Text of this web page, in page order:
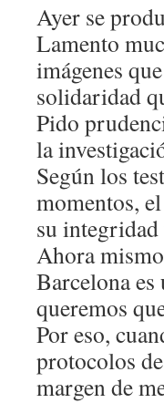
Ayer se
Lamento
imágenes
solidaridad
Pido
la
Según los
momentos,
su
Ahora
Barcelona es
queremos
Por eso,
protocolos
margen de